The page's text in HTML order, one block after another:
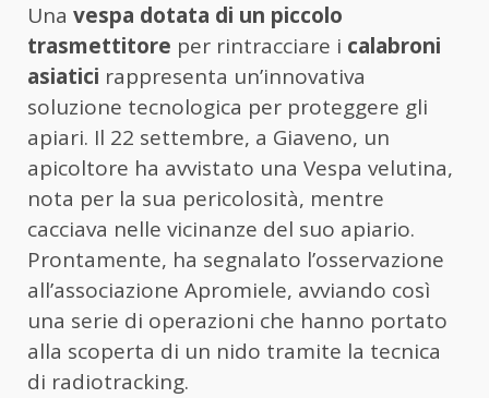
Una vespa dotata di un piccolo
trasmettitore per rintracciare i calabroni
asiatici rappresenta un’innovativa
soluzione tecnologica per proteggere gli
apiari. Il 22 settembre, a Giaveno, un
apicoltore ha avvistato una Vespa velutina,
nota per la sua pericolosità, mentre
cacciava nelle vicinanze del suo apiario.
Prontamente, ha segnalato l’osservazione
all’associazione Apromiele, avviando così
una serie di operazioni che hanno portato
alla scoperta di un nido tramite la tecnica
di radiotracking.